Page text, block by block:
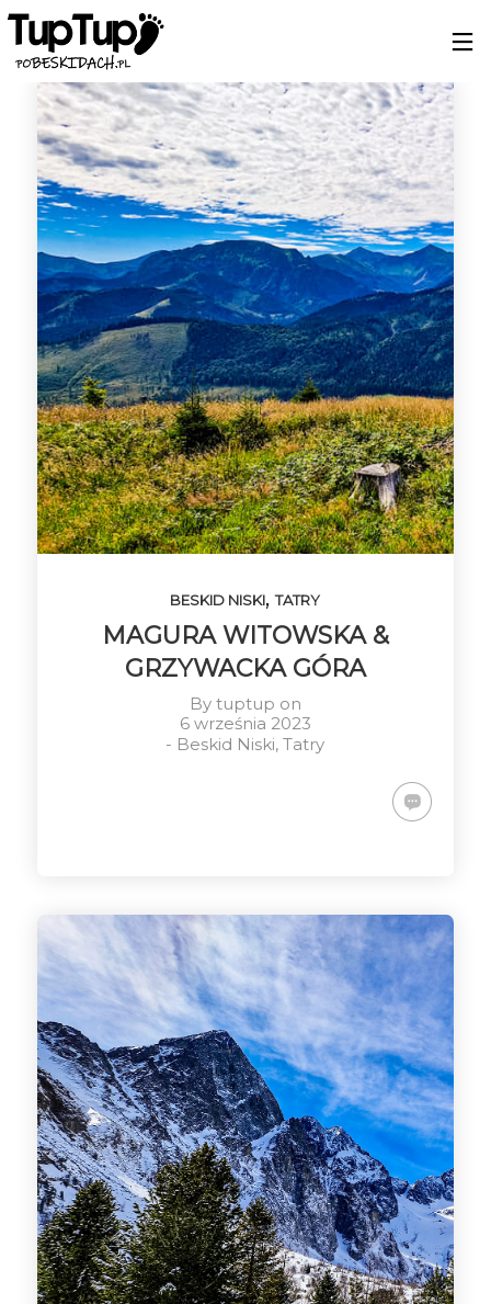
19
MARZEC
BIESZCZADY
2024
7
MARZEC
2024
NOWY
SĄCZ –
KRYNICA
4
LISTOPAD
2023
JESIEŃ?
BIESZCZADY!
31
PAŹDZIERNIK
2023
Z KRYNICY DO
RYTRA
26
PAŹDZIERNIK
2023
PRZEWODNIK
BESKIDZKI
ALBERT K.
26
PAŹDZIERNIK
2023
SZCZAWNICA
– WYSOKA –
JAWORKI
10
WRZESIEŃ
2023
CIEPŁY
WSCHÓD
SŁOŃCA
6
WRZESIEŃ
2023
MAGURA
WITOWSKA &
GRZYWACKA
GÓRA
20
LIPIEC
2023
BURZOWA
POGODA
10 3
2023
BIESZCZADY
16
2023
NA
PRZEHYBE
BESKID NISKI,TATRY
MAGURA WITOWSKA &
GRZYWACKA GÓRA
By tuptup on
6 września 2023
- Beskid Niski,Tatry